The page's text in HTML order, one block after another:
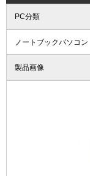
PC分類
ノートブックパソコン
製品画像